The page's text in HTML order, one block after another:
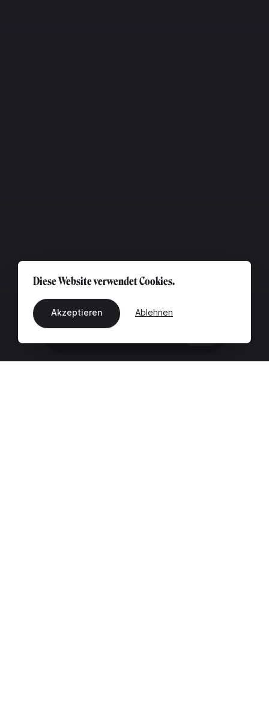
Diese Website verwendet Cookies.
Akzeptieren Ablehnen